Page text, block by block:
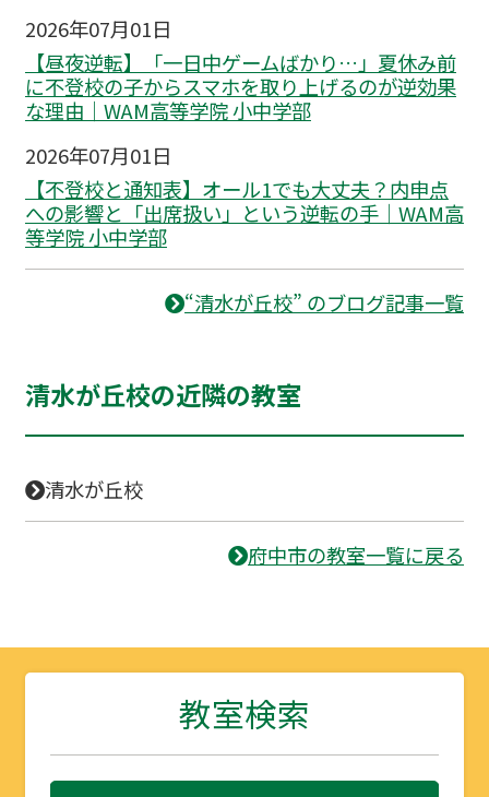
2026年07月01日
【昼夜逆転】「一日中ゲームばかり…」夏休み前
に不登校の子からスマホを取り上げるのが逆効果
な理由｜WAM高等学院 小中学部
2026年07月01日
【不登校と通知表】オール1でも大丈夫？内申点
への影響と「出席扱い」という逆転の手｜WAM高
等学院 小中学部
“清水が丘校” のブログ記事一覧
清水が丘校の近隣の教室
清水が丘校
府中市の教室一覧に戻る
教室検索